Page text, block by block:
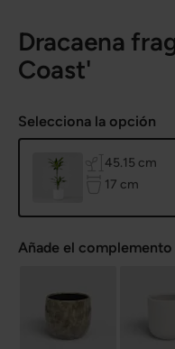
Dracaena
Coast'
Selecciona la opción
45.15 cm
17 cm
Añade el